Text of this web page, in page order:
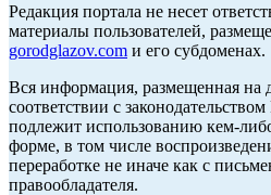
Редакция портала не несет
материалы пользователей,
gorodglazov.com и его субдоменах.
Вся информация, размещенная на
соответствии с
подлежит использованию кем-
форме, в том числе
переработке не иначе как с
правообладателя.